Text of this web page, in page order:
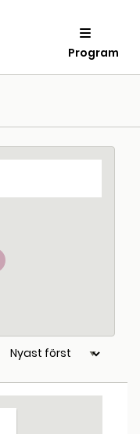
Program